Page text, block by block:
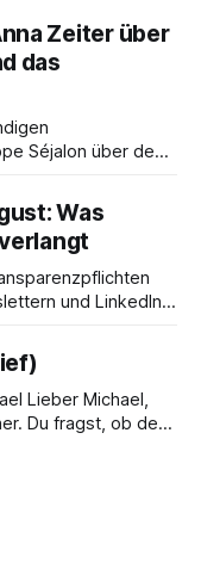
Das
es und unter
Zeiter über
das
Séjalon über den
bei eBay und hat
Das Gespräch ist
zum Thema
Was
und LinkedIn-
gekennzeichnet
sei. Das
Du fragst, ob der
zwischen Deinen